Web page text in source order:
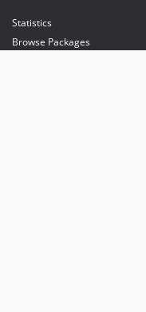
Statistics
Browse Packages